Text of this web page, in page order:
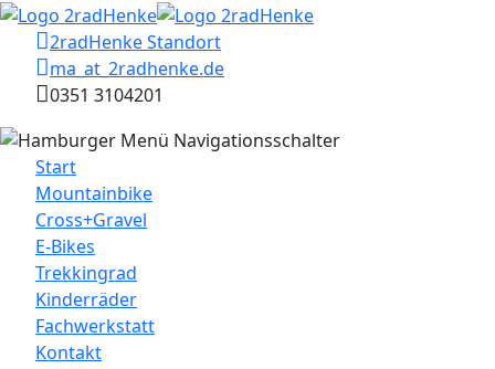
2radHenke Standort
ma _at_ 2radhenke.de
0351 3104201
Start
Mountainbike
Cross+Gravel
E-Bikes
Trekkingrad
Kinderräder
Fachwerkstatt
Kontakt